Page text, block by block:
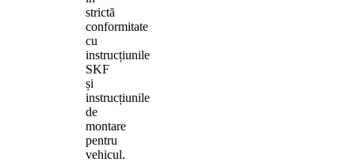
strictă
conformitate
cu
instrucțiunile
SKF
și
instrucțiunile
de
montare
pentru
vehicul.